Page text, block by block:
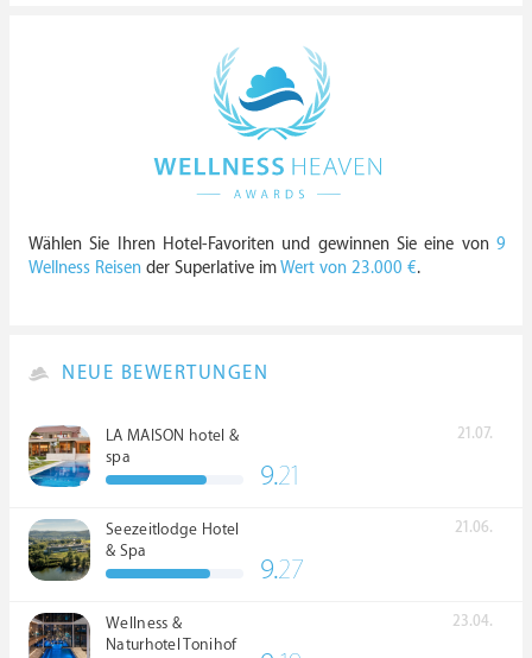
Wählen Sie Ihren Hotel-Favoriten und gewinnen Sie eine von 9
Wellness Reisen der Superlative imWert von 23.000 €.
NEUE BEWERTUNGEN
LA MAISON hotel &
spa
21.07.
9.21
Seezeitlodge Hotel
& Spa
21.06.
9.27
Wellness &
Naturhotel Tonihof
23.04.